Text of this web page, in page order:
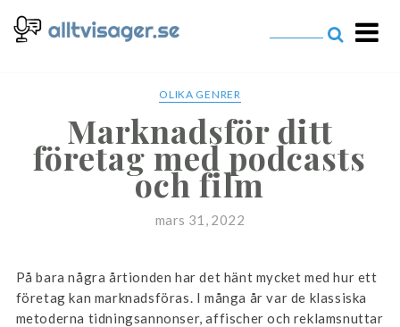
OLIKA GENRER
Marknadsför ditt
företag med podcasts
och film
mars 31, 2022
På bara några årtionden har det hänt mycket med hur ett
företag kan marknadsföras. I många år var de klassiska
metoderna tidningsannonser, affischer och reklamsnuttar